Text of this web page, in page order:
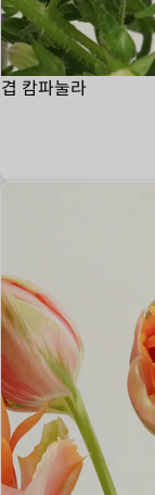
겹 캄파눌라